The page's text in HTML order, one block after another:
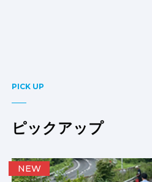
PICK UP
ピックアップ
NEW